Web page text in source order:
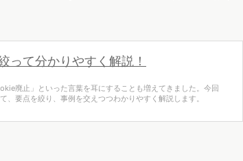
って分かりやすく解説！
廃止」といった言葉を耳にすることも増えてきました。今回
要点を絞り、事例を交えつつわかりやすく解説します。